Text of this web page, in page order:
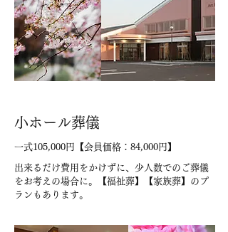
小ホール葬儀
一式105,000円【会員価格：84,000円】
出来るだけ費用をかけずに、少人数でのご葬儀
をお考えの場合に。【福祉葬】【家族葬】のプ
ランもあります。